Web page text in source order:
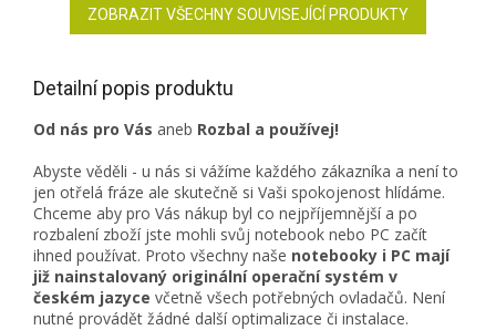
ZOBRAZIT VŠECHNY SOUVISEJÍCÍ PRODUKTY
Detailní popis produktu
Od nás pro Vás aneb Rozbal a používej!
Abyste věděli - u nás si vážíme každého zákazníka a není to
jen otřelá fráze ale skutečně si Vaši spokojenost hlídáme.
Chceme aby pro Vás nákup byl co nejpříjemnější a po
rozbalení zboží jste mohli svůj notebook nebo PC začít
ihned používat. Proto všechny naše notebooky i PC mají
již nainstalovaný originální operační systém v
českém jazyce včetně všech potřebných ovladačů. Není
nutné provádět žádné další optimalizace či instalace.